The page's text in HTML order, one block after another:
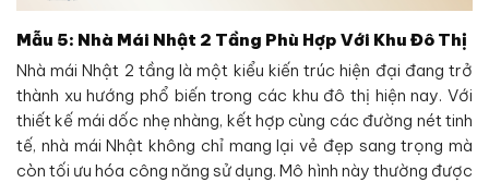
Mẫu 5: Nhà Mái Nhật 2 Tầng Phù Hợp Với Khu Đô Thị
Nhà mái Nhật 2 tầng là một kiểu kiến trúc hiện đại đang trở
thành xu hướng phổ biến trong các khu đô thị hiện nay. Với
thiết kế mái dốc nhẹ nhàng, kết hợp cùng các đường nét tinh
tế, nhà mái Nhật không chỉ mang lại vẻ đẹp sang trọng mà
còn tối ưu hóa công năng sử dụng. Mô hình này thường được